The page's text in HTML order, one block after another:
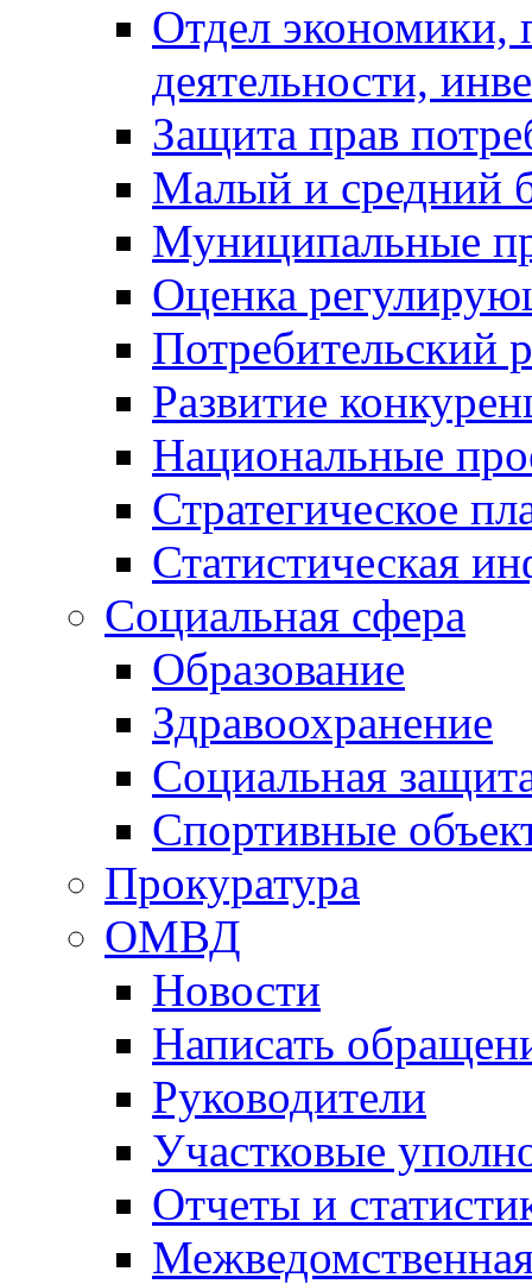
Отдел экономики,
деятельности,
Защита прав
Малый и средний
Муниципальные
Оценка
Потребительский
Развитие
Национальные
Стратегическое
Статистическая
Социальная сфера
Образование
Здравоохранение
Социальная
Спортивные
Прокуратура
ОМВД
Новости
Написать
Руководители
Участковые
Отчеты и